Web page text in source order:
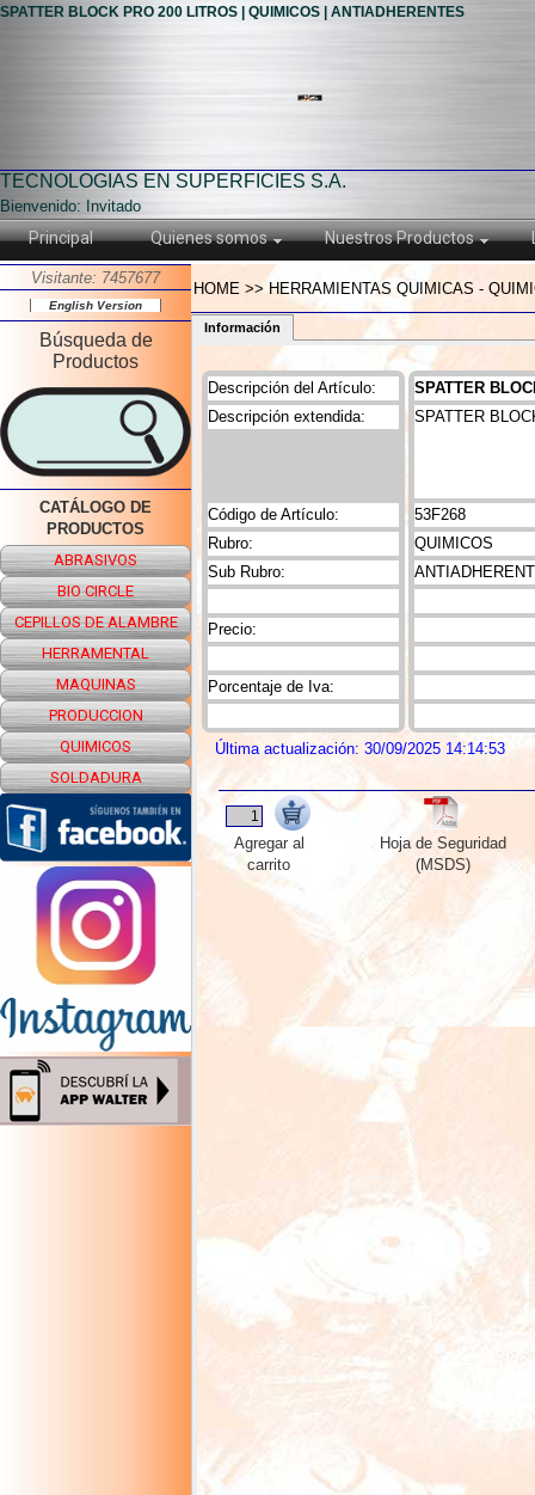
SPATTER BLOCK PRO 200 LITROS | QUIMICOS | ANTIADHERENTES
TECNOLOGIAS EN SUPERFICIES S.A.
Bienvenido: Invitado
Principal Quienes somos Nuestros Productos
Visitante: 7457677
English Version
Búsqueda de
Productos
CATÁLOGO DE
PRODUCTOS
ABRASIVOS
BIO CIRCLE
CEPILLOS DE ALAMBRE
HERRAMENTAL
MAQUINAS
PRODUCCION
QUIMICOS
SOLDADURA
HOME >> HERRAMIENTAS QUIMICAS -
Información
Descripción del Artículo:
Código de Artículo:
Rubro:
Sub Rubro:
Precio:
Descripción extendida:
Porcentaje de Iva:
SPATTER
53F268
QUIMICOS
SPATTER
Última actualización: 30/09/2025 14:14:53
Hoja de Seguridad
(MSDS)
Agregar al
carrito